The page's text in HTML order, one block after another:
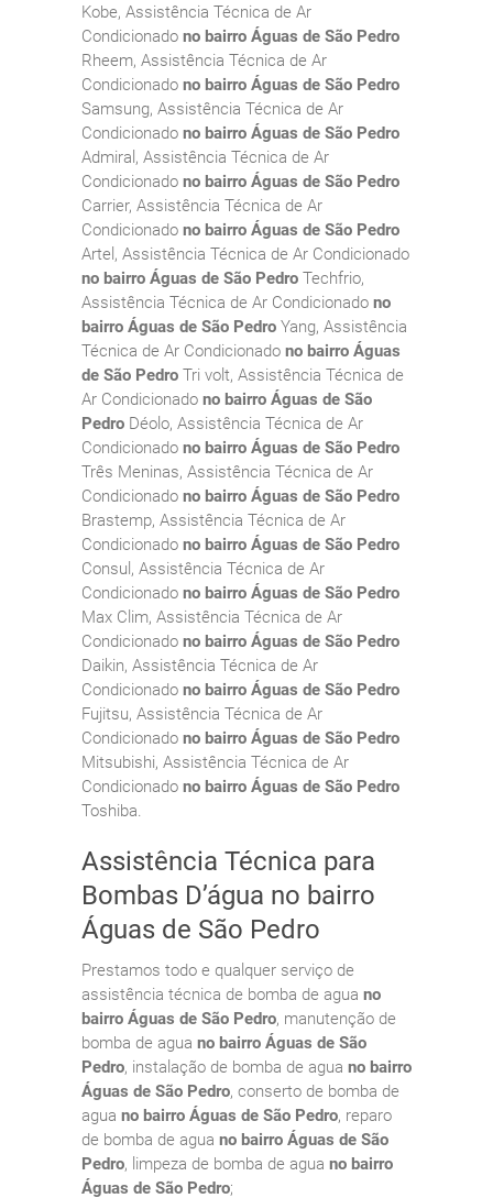
Kobe, Assistência Técnica de Ar
Condicionado no bairro Águas de São Pedro
Rheem, Assistência Técnica de Ar
Condicionado no bairro Águas de São Pedro
Samsung, Assistência Técnica de Ar
Condicionado no bairro Águas de São Pedro
Admiral, Assistência Técnica de Ar
Condicionado no bairro Águas de São Pedro
Carrier, Assistência Técnica de Ar
Condicionado no bairro Águas de São Pedro
Artel, Assistência Técnica de Ar Condicionado
no bairro Águas de São Pedro Techfrio,
Assistência Técnica de Ar Condicionado no
bairro Águas de São Pedro Yang, Assistência
Técnica de Ar Condicionado no bairro Águas
de São Pedro Tri volt, Assistência Técnica de
Ar Condicionado no bairro Águas de São
Pedro Déolo, Assistência Técnica de Ar
Condicionado no bairro Águas de São Pedro
Três Meninas, Assistência Técnica de Ar
Condicionado no bairro Águas de São Pedro
Brastemp, Assistência Técnica de Ar
Condicionado no bairro Águas de São Pedro
Consul, Assistência Técnica de Ar
Condicionado no bairro Águas de São Pedro
Max Clim, Assistência Técnica de Ar
Condicionado no bairro Águas de São Pedro
Daikin, Assistência Técnica de Ar
Condicionado no bairro Águas de São Pedro
Fujitsu, Assistência Técnica de Ar
Condicionado no bairro Águas de São Pedro
Mitsubishi, Assistência Técnica de Ar
Condicionado no bairro Águas de São Pedro
Toshiba.
Assistência Técnica para
Bombas D’água no bairro
Águas de São Pedro
Prestamos todo e qualquer serviço de
assistência técnica de bomba de agua no
bairro Águas de São Pedro, manutenção de
bomba de agua no bairro Águas de São
Pedro, instalação de bomba de agua no bairro
Águas de São Pedro, conserto de bomba de
agua no bairro Águas de São Pedro, reparo
de bomba de agua no bairro Águas de São
Pedro, limpeza de bomba de agua no bairro
Águas de São Pedro;